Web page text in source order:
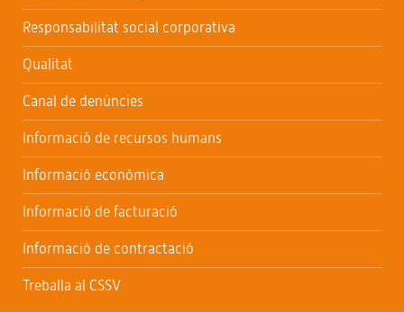
Responsabilitat social corporativa
Qualitat
Canal de denúncies
Informació de recursos humans
Informació econòmica
Informació de facturació
Informació de contractació
Treballa al CSSV